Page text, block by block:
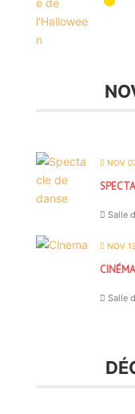
NOV
Salle
NOV
CINÉMA
Salle